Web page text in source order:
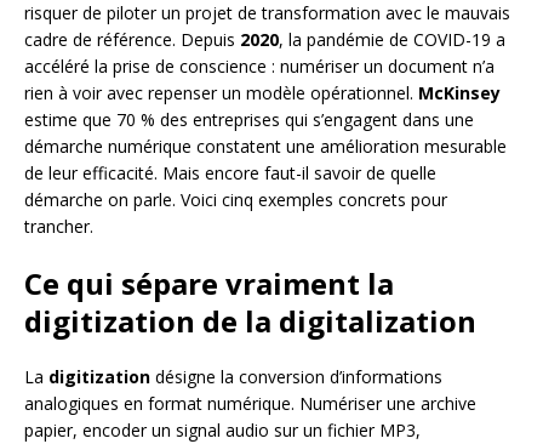
risquer de piloter un projet de transformation avec le mauvais
cadre de référence. Depuis 2020, la pandémie de COVID-19 a
accéléré la prise de conscience : numériser un document n’a
rien à voir avec repenser un modèle opérationnel. McKinsey
estime que 70 % des entreprises qui s’engagent dans une
démarche numérique constatent une amélioration mesurable
de leur efficacité. Mais encore faut-il savoir de quelle
démarche on parle. Voici cinq exemples concrets pour
trancher.
Ce qui sépare vraiment la
digitization de la digitalization
La digitization désigne la conversion d’informations
analogiques en format numérique. Numériser une archive
papier, encoder un signal audio sur un fichier MP3,